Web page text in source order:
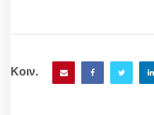
Κοιν.